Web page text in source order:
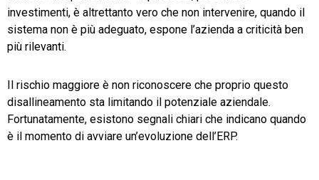
investimenti, è altrettanto vero che non intervenire, quando il
sistema non è più adeguato, espone l’azienda a criticità ben
più rilevanti.
Il rischio maggiore è non riconoscere che proprio questo
disallineamento sta limitando il potenziale aziendale.
Fortunatamente, esistono segnali chiari che indicano quando
è il momento di avviare un’evoluzione dell’ERP.